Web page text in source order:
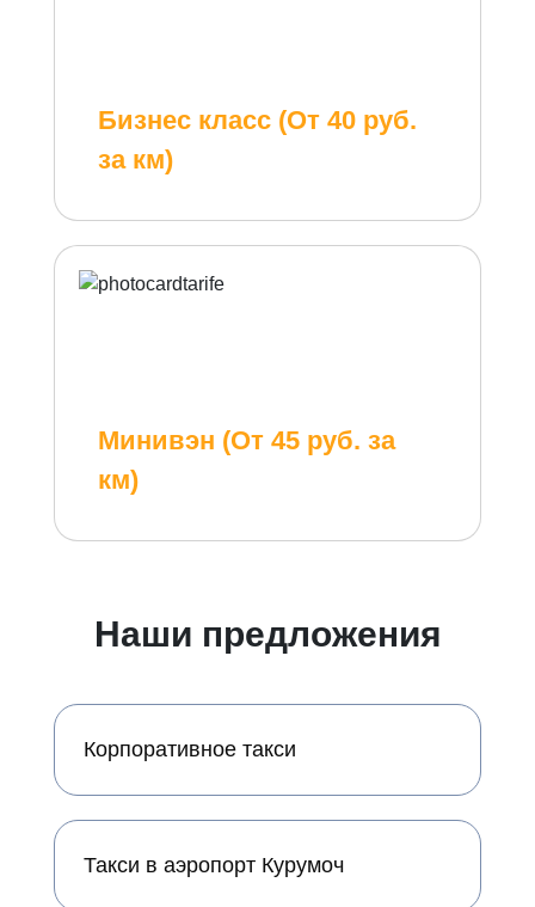
Бизнес класс (От 40 руб.
за км)
Минивэн (От 45 руб. за
км)
Наши предложения
Корпоративное такси
Такси в аэропорт Курумоч